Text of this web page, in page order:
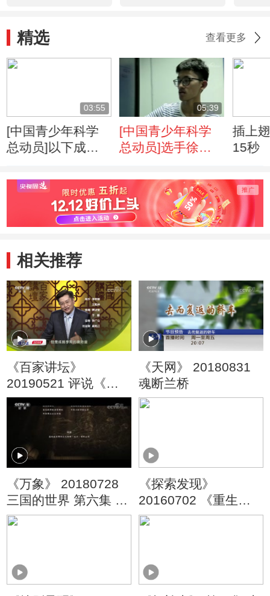
精选 查看更多
03:55
[中国青少年科学
总动员]以下成语
存智慧的是？
05:39
[中国青少年科学
总动员]选手徐一
插上
15秒
相关推荐
《百家讲坛》
20190521 评说《资
治通鉴》（第二部）2
秦相李斯
《天网》 20180831
魂断兰桥
《万象》 20180728
三国的世界 第六集 良
史演义共三国
《探索发现》
20160702 《重生》
第五集 缔造